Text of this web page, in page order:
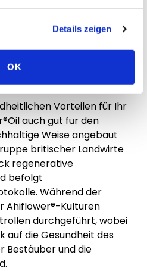
Details zeigen
OK
Allrounder. Es hilft
sich nach dem
gute Wirkung bei Haut-
Sie dieses Öl verwenden,
aussehen.
Vorteilen für Ihr
auch gut für den
Weise angebaut
britischer Landwirte
regenerative
befolgt
Während der
Ahiflower®-Kulturen
durchgeführt, wobei
auf die Gesundheit des
Bestäuber und die